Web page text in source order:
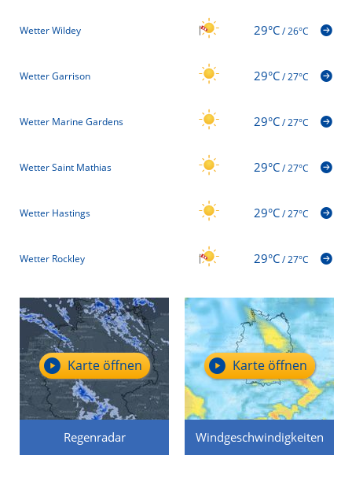
Wetter Wildey 29°C/26°C
Wetter Garrison 29°C/27°C
Wetter Marine Gardens 29°C/27°C
Wetter Saint Mathias 29°C/27°C
Wetter Hastings 29°C/27°C
Wetter Rockley 29°C/27°C
Regenradar
Karte öffnen
Windgeschwindigkeiten
Karte öffnen